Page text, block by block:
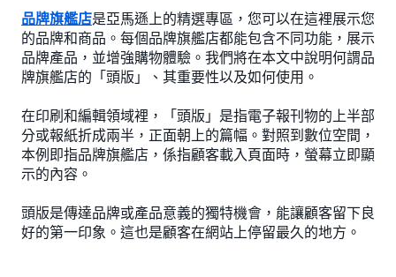
品牌旗艦店是亞馬遜上的精選專區，您可以在這裡展示您
的品牌和商品。每個品牌旗艦店都能包含不同功能，展示
品牌產品，並增強購物體驗。我們將在本文中說明何謂品
牌旗艦店的「頭版」、其重要性以及如何使用。
在印刷和編輯領域裡，「頭版」是指電子報刊物的上半部
分或報紙折成兩半，正面朝上的篇幅。對照到數位空間，
本例即指品牌旗艦店，係指顧客載入頁面時，螢幕立即顯
示的內容。
頭版是傳達品牌或產品意義的獨特機會，能讓顧客留下良
好的第一印象。這也是顧客在網站上停留最久的地方。